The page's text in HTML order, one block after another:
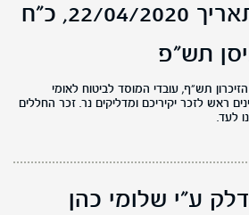
22/04/2020,
כ"ח
תש"פ
הזיכרון תש"ף, עובדי המוסד לביטוח לאומי
ראש לזכר יקיריכם ומדליקים נר. זכר החללים
לעד.
ע"י שלומי כהן